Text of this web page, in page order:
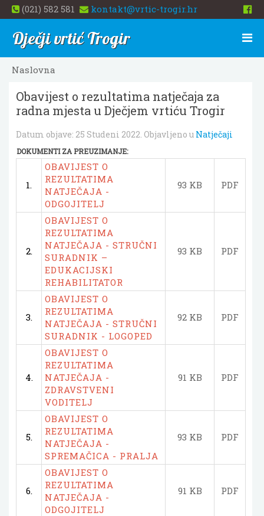
(021) 582 581 kontakt@vrtic-trogir.hr
Dječji vrtić Trogir
Naslovna
Obavijest o rezultatima natječaja za
radna mjesta u Dječjem vrtiću Trogir
Datum objave: 25 Studeni 2022. Objavljeno u Natječaji
DOKUMENTI ZA PREUZIMANJE:
1.
OBAVIJEST O
REZULTATIMA
NATJEČAJA -
ODGOJITELJ
93 KB PDF
2.
OBAVIJEST O
REZULTATIMA
NATJEČAJA - STRUČNI
SURADNIK –
EDUKACIJSKI
REHABILITATOR
93 KB PDF
3.
OBAVIJEST O
REZULTATIMA
NATJEČAJA - STRUČNI
SURADNIK - LOGOPED
92 KB PDF
4.
OBAVIJEST O
REZULTATIMA
NATJEČAJA -
ZDRAVSTVENI
VODITELJ
91 KB PDF
5.
OBAVIJEST O
REZULTATIMA
NATJEČAJA -
SPREMAČICA - PRALJA
93 KB PDF
6.
OBAVIJEST O
REZULTATIMA
NATJEČAJA -
ODGOJITELJ
91 KB PDF